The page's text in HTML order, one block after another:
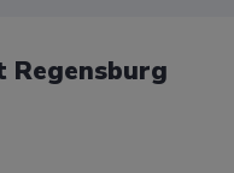
Regensburg